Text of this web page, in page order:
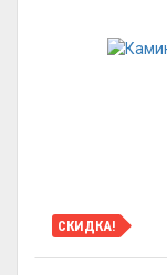
СКИДКА!